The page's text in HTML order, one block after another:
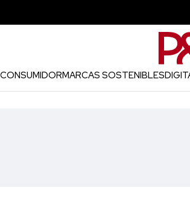
CONSUMIDORMARCAS SOSTENIBLES